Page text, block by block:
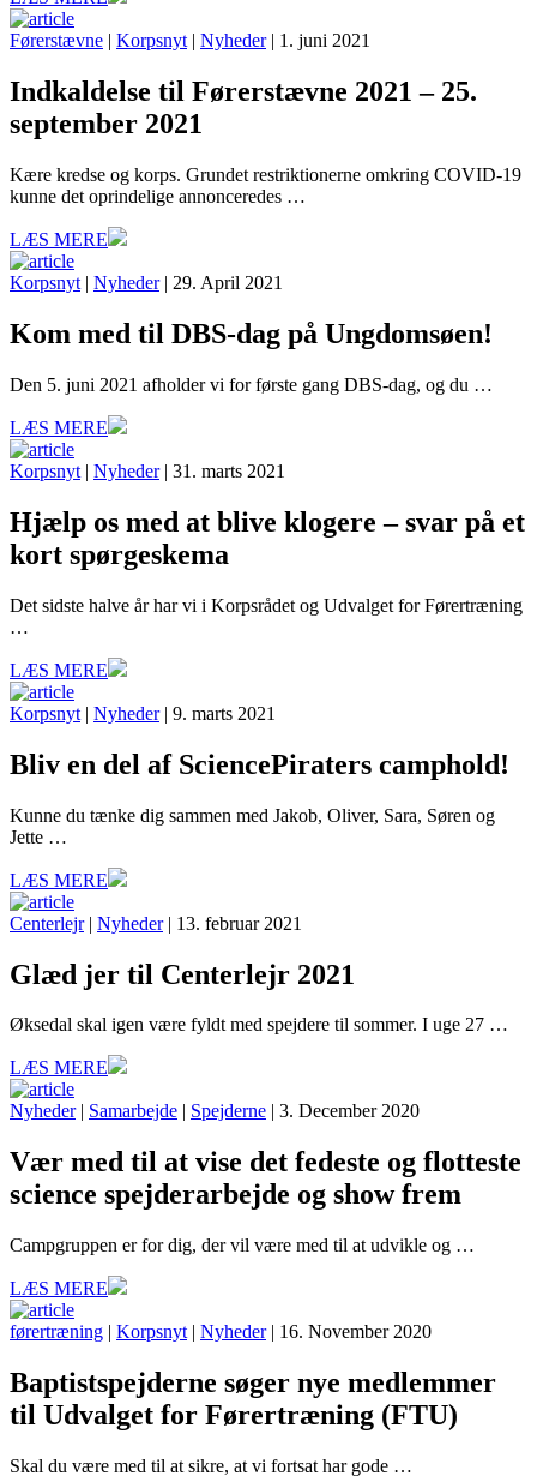
Førerstævne | Korpsnyt | Nyheder| 1. juni 2021
Indkaldelse til Førerstævne 2021 – 25.
september 2021
Kære kredse og korps. Grundet restriktionerne omkring COVID-19
kunne det oprindelige annonceredes …
LÆS MERE
Korpsnyt | Nyheder| 29. April 2021
Kom med til DBS-dag på Ungdomsøen!
Den 5. juni 2021 afholder vi for første gang DBS-dag, og du …
LÆS MERE
Korpsnyt | Nyheder| 31. marts 2021
Hjælp os med at blive klogere – svar på et
kort spørgeskema
Det sidste halve år har vi i Korpsrådet og Udvalget for Førertræning
…
LÆS MERE
Korpsnyt | Nyheder| 9. marts 2021
Bliv en del af SciencePiraters camphold!
Kunne du tænke dig sammen med Jakob, Oliver, Sara, Søren og
Jette …
LÆS MERE
Centerlejr| Nyheder| 13. februar 2021
Glæd jer til Centerlejr 2021
Øksedal skal igen være fyldt med spejdere til sommer. I uge 27 …
LÆS MERE
Nyheder| Samarbejde | Spejderne | 3. December 2020
Vær med til at vise det fedeste og flotteste
science spejderarbejde og show frem
Campgruppen er for dig, der vil være med til at udvikle og …
LÆS MERE
førertræning | Korpsnyt | Nyheder| 16. November 2020
Baptistspejderne søger nye medlemmer
til Udvalget for Førertræning (FTU)
Skal du være med til at sikre, at vi fortsat har gode …